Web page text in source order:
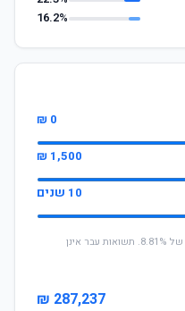
16.2%
0 ₪
1,500 ₪
10 שנים
* החישוב מבוסס על תשואה שנתית ממוצעת של 8.81%. תשואות עבר אינן
287,237 ₪